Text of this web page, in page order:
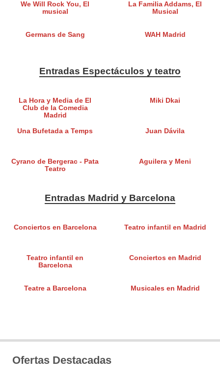
We Will Rock You, El
musical
La Familia Addams, El
Musical
Germans de Sang WAH Madrid
Entradas Espectáculos y teatro
La Hora y Media de El
Club de la Comedia
Madrid
Miki Dkai
Una Bufetada a Temps Juan Dávila
Cyrano de Bergerac - Pata
Teatro
Aguilera y Meni
Entradas Madrid y Barcelona
Conciertos en Barcelona Teatro infantil en Madrid
Teatro infantil en
Barcelona
Conciertos en Madrid
Teatre a Barcelona Musicales en Madrid
Ofertas Destacadas